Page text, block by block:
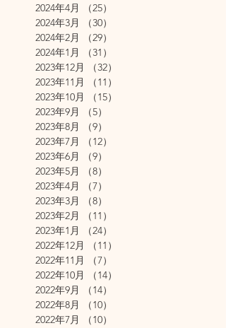
2024年4月
（25）
2024年3月
（30）
2024年2月
（29）
2024年1月
（31）
2023年12月
（32）
2023年11月
（11）
2023年10月
（15）
2023年9月
（5）
2023年8月
（9）
2023年7月
（12）
2023年6月
（9）
2023年5月
（8）
2023年4月
（7）
2023年3月
（8）
2023年2月
（11）
2023年1月
（24）
2022年12月
（11）
2022年11月
（7）
2022年10月
（14）
2022年9月
（14）
2022年8月
（10）
2022年7月
（10）